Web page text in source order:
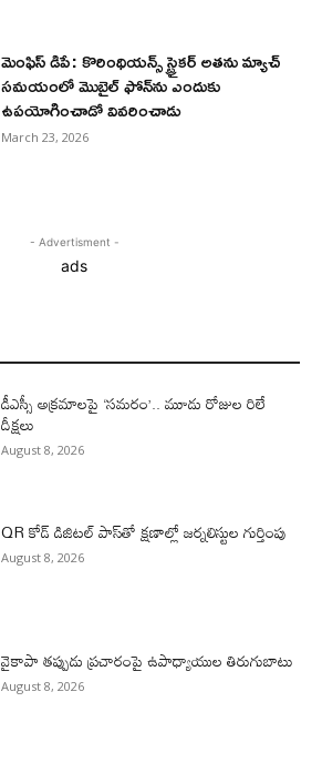
మెంఫిస్ డిపే: కొరింథియన్స్ స్ట్రైకర్ అతను మ్యాచ్
సమయంలో మొబైల్ ఫోన్‌ను ఎందుకు
ఉపయోగించాడో వివరించాడు
March 23, 2026
- Advertisment -
ads
డీఎస్సీ అక్రమాలపై ‘సమరం’.. మూడు రోజుల రిలే
దీక్షలు
August 8, 2026
QR కోడ్ డిజిటల్ పాస్‌తో క్షణాల్లో జర్నలిస్టుల గుర్తింపు
August 8, 2026
వైకాపా తప్పుడు ప్రచారంపై ఉపాధ్యాయుల తిరుగుబాటు
August 8, 2026